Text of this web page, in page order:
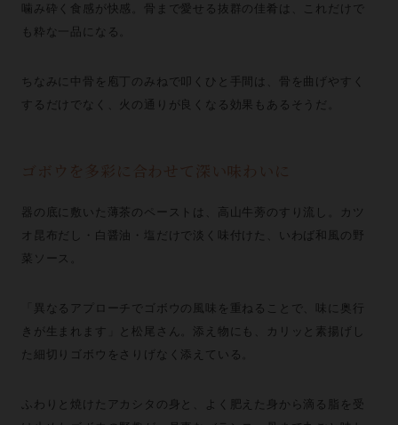
噛み砕く食感が快感。骨まで愛せる抜群の佳肴は、これだけで
も粋な一品になる。
ちなみに中骨を庖丁のみねで叩くひと手間は、骨を曲げやすく
するだけでなく、火の通りが良くなる効果もあるそうだ。
ゴボウを多彩に合わせて深い味わいに
器の底に敷いた薄茶のペーストは、高山牛蒡のすり流し。カツ
オ昆布だし・白醤油・塩だけで淡く味付けた、いわば和風の野
菜ソース。
「異なるアプローチでゴボウの風味を重ねることで、味に奥行
きが生まれます」と松尾さん。添え物にも、カリッと素揚げし
た細切りゴボウをさりげなく添えている。
ふわりと焼けたアカシタの身と、よく肥えた身から滴る脂を受